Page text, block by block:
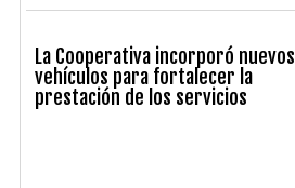
La Cooperativa incorporó nuevos
vehículos para fortalecer la
prestación de los servicios